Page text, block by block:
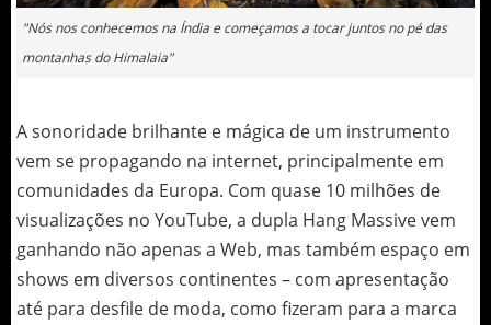
"Nós nos conhecemos na Índia e começamos a tocar juntos no pé das
montanhas do Himalaia"
A sonoridade brilhante e mágica de um instrumento
vem se propagando na internet, principalmente em
comunidades da Europa. Com quase 10 milhões de
visualizações no YouTube, a dupla Hang Massive vem
ganhando não apenas a Web, mas também espaço em
shows em diversos continentes – com apresentação
até para desfile de moda, como fizeram para a marca